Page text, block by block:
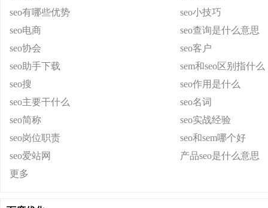
seo有哪些优势
seo小技巧
seo电商
seo查询是什么意思
seo协会
seo客户
seo助手下载
sem和seo区别指什么
seo搜
seo作用是什么
seo主要干什么
seo名词
seo简称
seo实战经验
seo岗位职责
seo和sem哪个好
seo爱站网
产品seo是什么意思
更多